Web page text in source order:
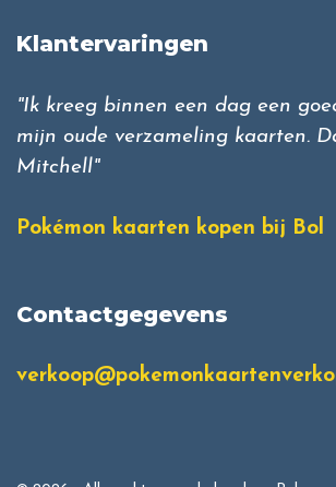
Klantervaringen
"Ik kreeg binnen een dag een
mijn oude verzameling kaarten.
Mitchell"
Pokémon kaarten kopen bij Bol
Contactgegevens